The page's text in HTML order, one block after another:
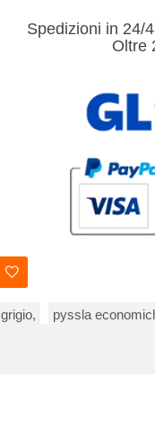
Spedizioni in 24/
Oltre
grigio, pyssla